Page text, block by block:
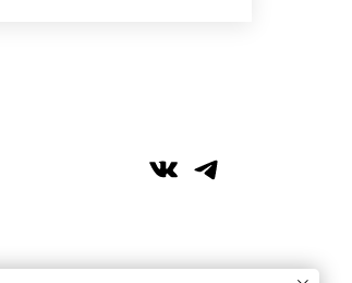
+7 (917) 359‑05‑57